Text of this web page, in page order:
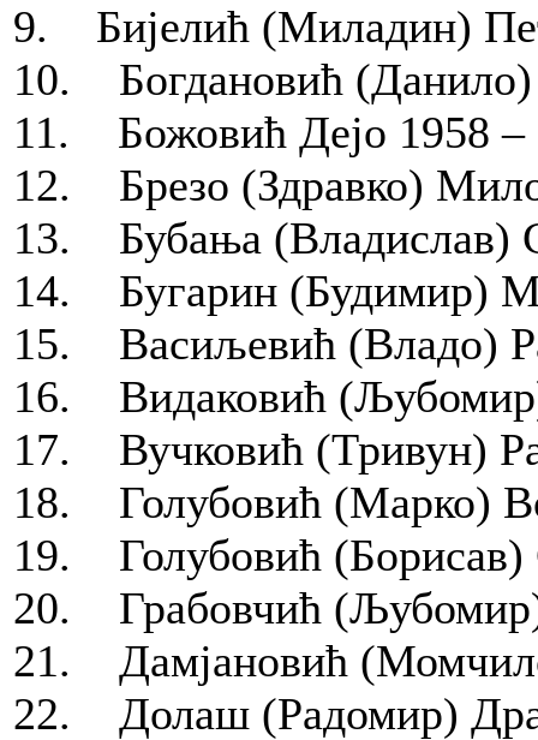
9. Бијелић (Миладин)
10. Богдановић (Данило)
11. Божовић Дејо 1958 –
12. Брезо (Здравко)
13. Бубања (Владислав)
14. Бугарин (Будимир)
15. Васиљевић (Владо)
16. Видаковић
17. Вучковић (Тривун)
18. Голубовић (Марко)
19. Голубовић (Борисав)
20. Грабовчић
21. Дамјановић
22. Долаш (Радомир)